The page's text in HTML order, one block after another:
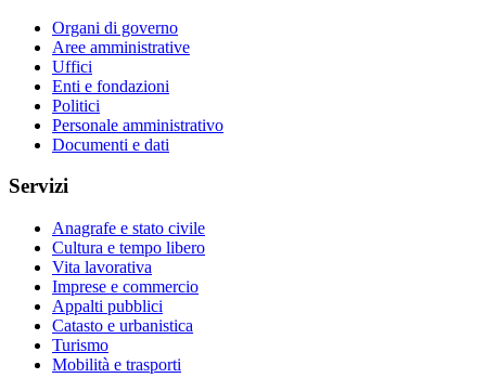
Organi di governo
Aree amministrative
Uffici
Enti e fondazioni
Politici
Personale amministrativo
Documenti e dati
Servizi
Anagrafe e stato civile
Cultura e tempo libero
Vita lavorativa
Imprese e commercio
Appalti pubblici
Catasto e urbanistica
Turismo
Mobilità e trasporti